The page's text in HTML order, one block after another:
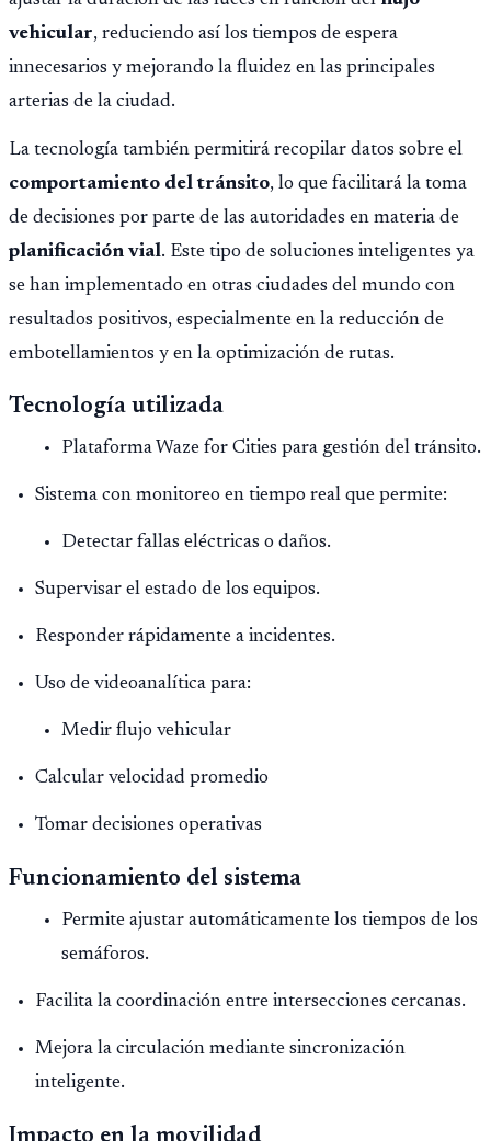
vehicular, reduciendo así los tiempos de espera
innecesarios y mejorando la fluidez en las principales
arterias de la ciudad.
La tecnología también permitirá recopilar datos sobre el
comportamiento del tránsito, lo que facilitará la toma
de decisiones por parte de las autoridades en materia de
planificación vial. Este tipo de soluciones inteligentes ya
se han implementado en otras ciudades del mundo con
resultados positivos, especialmente en la reducción de
embotellamientos y en la optimización de rutas.
Tecnología utilizada
Plataforma Waze for Cities para gestión del tránsito.
Sistema con monitoreo en tiempo real que permite:
Detectar fallas eléctricas o daños.
Supervisar el estado de los equipos.
Responder rápidamente a incidentes.
Uso de videoanalítica para:
Medir flujo vehicular
Calcular velocidad promedio
Tomar decisiones operativas
Funcionamiento del sistema
Permite ajustar automáticamente los tiempos de los
semáforos.
Facilita la coordinación entre intersecciones cercanas.
Mejora la circulación mediante sincronización
inteligente.
Impacto en la movilidad